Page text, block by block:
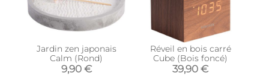
Jardin zen japonais
Calm (Rond)
9,90 €
Réveil en bois carré
Cube (Bois foncé)
39,90 €